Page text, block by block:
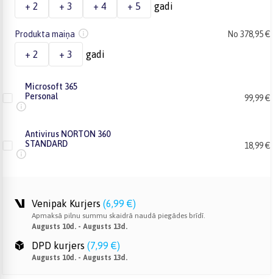
+ 2 + 3 + 4 + 5 gadi
Produkta maiņa No 378,95 €
+ 2 + 3 gadi
Microsoft 365
Personal
99,99 €
Antivirus NORTON 360
STANDARD
18,99 €
Venipak Kurjers (6,99 €)
Apmaksā pilnu summu skaidrā naudā piegādes brīdī.
Augusts 10d. - Augusts 13d.
DPD kurjers (7,99 €)
Augusts 10d. - Augusts 13d.